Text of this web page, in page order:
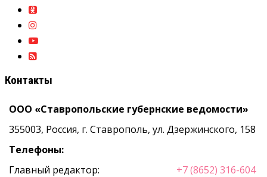
Контакты
ООО «Ставропольские губернские ведомости»
355003, Россия, г. Ставрополь, ул. Дзержинского, 158
Телефоны:
Главный редактор:
+7 (8652) 316-604